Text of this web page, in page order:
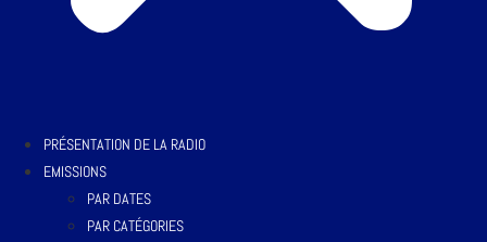
PRÉSENTATION DE LA RADIO
EMISSIONS
PAR DATES
PAR CATÉGORIES